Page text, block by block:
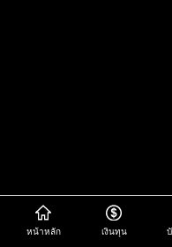
หน้าหลัก เงินทุน